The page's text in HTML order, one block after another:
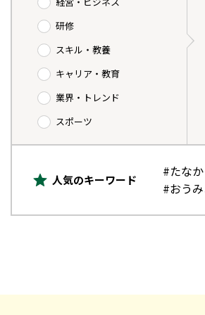
研修
スキル・教養
キャリア・教育
業界・トレンド
スポーツ
人気のキーワード
#たな
#おう